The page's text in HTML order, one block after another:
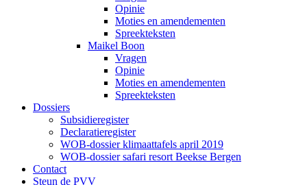
Opinie
Moties en amendementen
Spreekteksten
Maikel Boon
Vragen
Opinie
Moties en amendementen
Spreekteksten
Dossiers
Subsidieregister
Declaratieregister
WOB-dossier klimaattafels april 2019
WOB-dossier safari resort Beekse Bergen
Contact
Steun de PVV